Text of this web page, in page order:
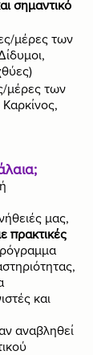
σημαντικό
μέρες των
μέρες των
μας,
πρακτικές
και
αναβληθεί